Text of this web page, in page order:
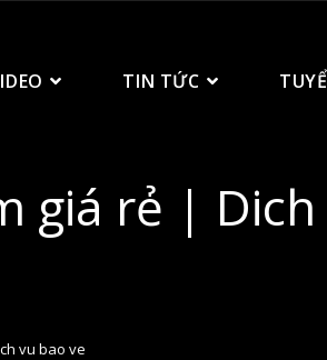
TIN TỨC
giá rẻ |
vu bao ve